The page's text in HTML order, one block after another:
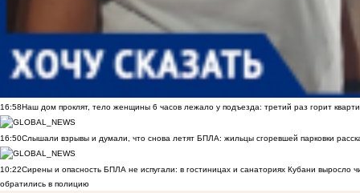
16:58Наш дом проклят, тело женщины 6 часов лежало у подъезда: третий раз горит
16:50Слышали взрывы и думали, что снова летят БПЛА: жильцы сгоревшей парковки
10:22Сирены и опасность БПЛА не испугали: в гостиницах и санаториях Кубани выросло
обратились в полицию